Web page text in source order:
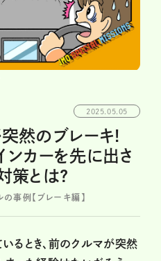
2025.05.05
然のブレーキ!
ンカーを先に出さ
策とは?
事例【ブレーキ編】
るとき、前のクルマが突然